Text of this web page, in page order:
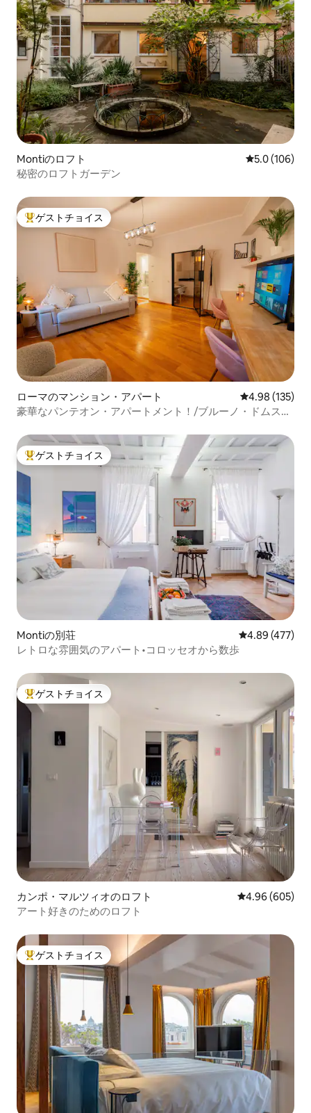
Montiのロフト レビュー106
5.0 (106)
秘密のロフトガーデン
大好評のゲストチョイスです。
ゲストチョイス
ローマのマンション・アパート レビュー135
4.98 (135)
豪華なパンテオン・アパートメント！/ブルーノ・ドムス・
大好評のゲストチョイスです。
ゲストチョイス
Montiの別荘 レビュー477
4.89 (477)
レトロな雰囲気のアパート•コロッセオから数歩
大好評のゲストチョイスです。
ゲストチョイス
カンポ・マルツィオのロフト レビュー605
4.96 (605)
アート好きのためのロフト
大好評のゲストチョイスです。
ゲストチョイス